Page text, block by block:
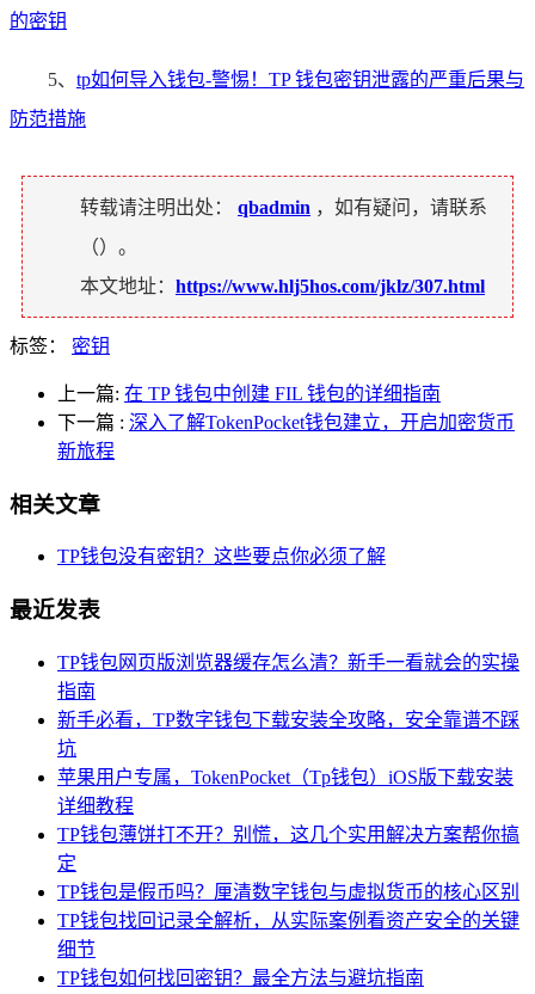
的密钥
5、 tp如何导入钱包-警惕！TP 钱包密钥泄露的严重后果与
防范措施
转载请注明出处： qbadmin ，如有疑问，请联系
（）。
本文地址： https://www.hlj5hos.com/jklz/307.html
标签： 密钥
上一篇: 在 TP 钱包中创建 FIL 钱包的详细指南
下一篇 : 深入了解TokenPocket钱包建立，开启加密货币
新旅程
相关文章
TP钱包没有密钥？这些要点你必须了解
最近发表
TP钱包网页版浏览器缓存怎么清？新手一看就会的实操
指南
新手必看，TP数字钱包下载安装全攻略，安全靠谱不踩
坑
苹果用户专属，TokenPocket（Tp钱包）iOS版下载安装
详细教程
TP钱包薄饼打不开？别慌，这几个实用解决方案帮你搞
定
TP钱包是假币吗？厘清数字钱包与虚拟货币的核心区别
TP钱包找回记录全解析，从实际案例看资产安全的关键
细节
TP钱包如何找回密钥？最全方法与避坑指南